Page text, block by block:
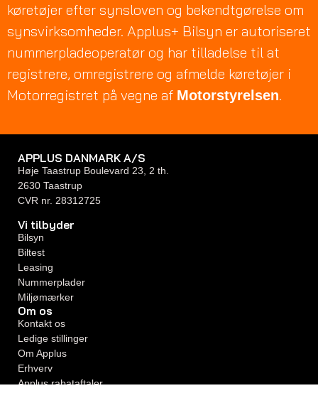
køretøjer efter synsloven og bekendtgørelse om
synsvirksomheder. Applus+ Bilsyn er autoriseret
nummerpladeoperatør og har tilladelse til at
registrere, omregistrere og afmelde køretøjer i
Motorregistret på vegne af Motorstyrelsen.
APPLUS DANMARK A/S
Høje Taastrup Boulevard 23, 2 th.
2630 Taastrup
CVR nr. 28312725
Vi tilbyder
Bilsyn
Biltest
Leasing
Nummerplader
Miljømærker
Om os
Kontakt os
Ledige stillinger
Om Applus
Erhverv
Applus rabataftaler